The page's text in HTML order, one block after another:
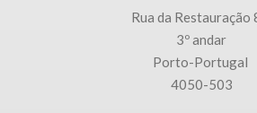
Rua da Restauração
3º andar
Porto-Portugal
4050-503